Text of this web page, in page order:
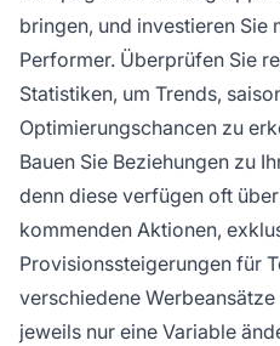
bringen, und investieren Sie
Performer. Überprüfen Sie
Statistiken, um Trends,
Optimierungschancen zu
Bauen Sie Beziehungen zu
denn diese verfügen oft
kommenden Aktionen,
Provisionssteigerungen für
verschiedene
jeweils nur eine Variable